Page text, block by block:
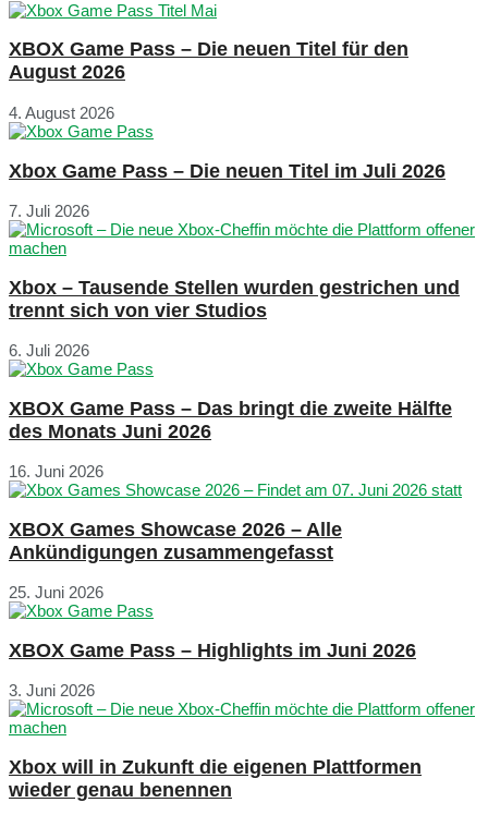
XBOX Game Pass – Die neuen Titel für den
August 2026
4. August 2026
Xbox Game Pass – Die neuen Titel im Juli 2026
7. Juli 2026
Xbox – Tausende Stellen wurden gestrichen und
trennt sich von vier Studios
6. Juli 2026
XBOX Game Pass – Das bringt die zweite Hälfte
des Monats Juni 2026
16. Juni 2026
XBOX Games Showcase 2026 – Alle
Ankündigungen zusammengefasst
25. Juni 2026
XBOX Game Pass – Highlights im Juni 2026
3. Juni 2026
Xbox will in Zukunft die eigenen Plattformen
wieder genau benennen